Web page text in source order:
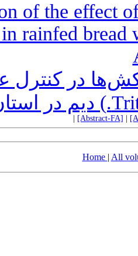
of the effect
rainfed bread
در کنترل
[Abstract-FA]
Home | All